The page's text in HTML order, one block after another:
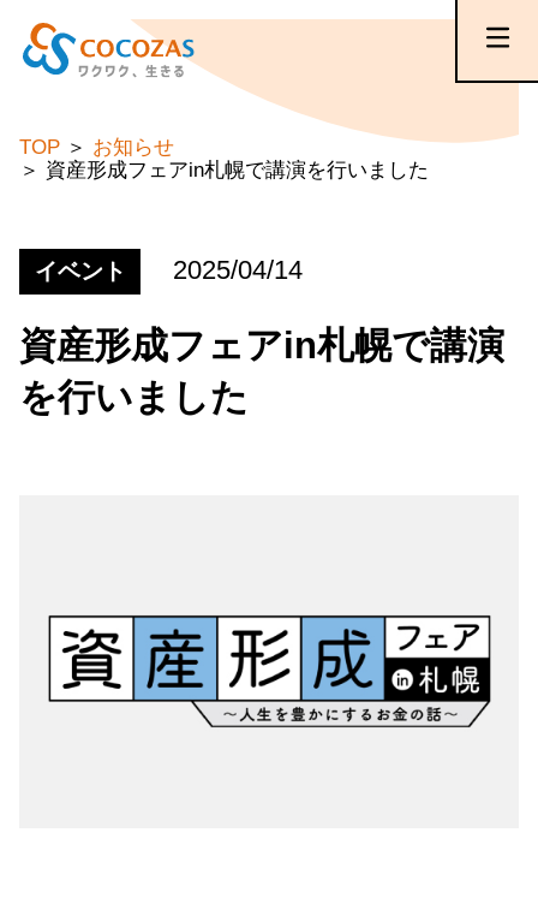
TOP
お知らせ
資産形成フェアin札幌で講演を行いました
イベント 2025/04/14
資産形成フェアin札幌で講演
を行いました